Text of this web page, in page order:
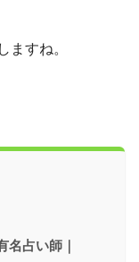
ますね。
占い師｜